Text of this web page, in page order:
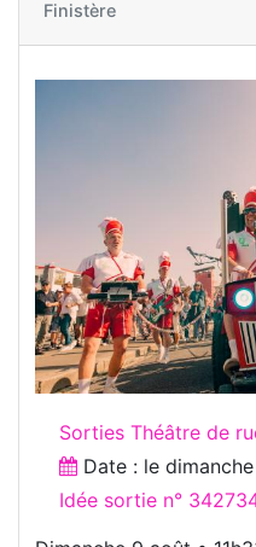
Finistère
Sorties Théâtre de
Date : le
Idée sortie n°